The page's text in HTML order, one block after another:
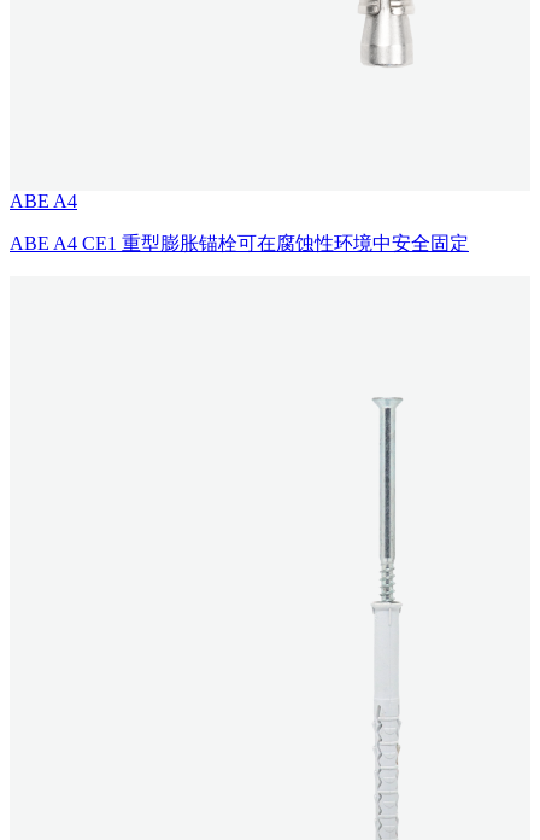
ABE A4
ABE A4 CE1 重型膨胀锚栓可在腐蚀性环境中安全固定